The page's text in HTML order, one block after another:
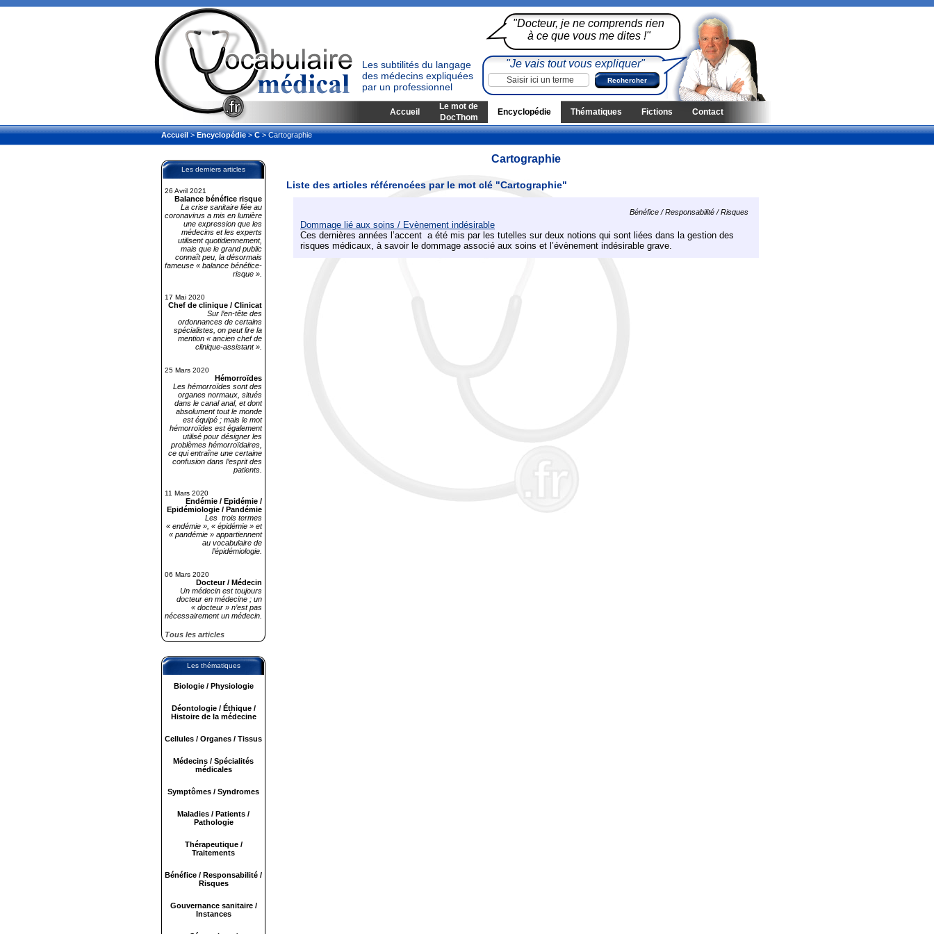
Les subtilités du langage
des médecins expliquées
par un professionnel
"Docteur, je ne comprends rien
à ce que vous me dites !"
"Je vais tout vous expliquer"
Accueil
Le mot de
DocThom
Encyclopédie Thématiques Fictions Contact
Accueil>Encyclopédie>C> Cartographie
Les derniers articles
26 Avril 2021
Balance bénéfice risque
La crise sanitaire liée au
coronavirus a mis en lumière
une expression que les
médecins et les experts
utilisent quotidiennement,
mais que le grand public
connaît peu, la désormais
fameuse « balance bénéfice-
risque ».
17 Mai 2020
Chef de clinique / Clinicat
Sur l’en-tête des
ordonnances de certains
spécialistes, on peut lire la
mention « ancien chef de
clinique-assistant ».
25 Mars 2020
Hémorroïdes
Les hémorroïdes sont des
organes normaux, situés
dans le canal anal, et dont
absolument tout le monde
est équipé ; mais le mot
hémorroïdes est également
utilisé pour désigner les
problèmes hémorroïdaires,
ce qui entraîne une certaine
confusion dans l’esprit des
patients.
11 Mars 2020
Endémie / Epidémie /
Epidémiologie / Pandémie
Les trois termes
« endémie », « épidémie » et
« pandémie » appartiennent
au vocabulaire de
l’épidémiologie.
06 Mars 2020
Docteur / Médecin
Un médecin est toujours
docteur en médecine ; un
« docteur » n’est pas
nécessairement un médecin.
Tous les articles
Les thématiques
Biologie / Physiologie
Déontologie / Éthique /
Histoire de la médecine
Cellules / Organes / Tissus
Médecins / Spécialités
médicales
Symptômes / Syndromes
Maladies / Patients /
Pathologie
Thérapeutique /
Traitements
Bénéfice / Responsabilité /
Risques
Gouvernance sanitaire /
Instances
Cartographie
Liste des articles référencées par le mot clé "Cartographie"
Bénéfice / Responsabilité / Risques
Dommage lié aux soins / Evènement indésirable
Ces dernières années l’accent a été mis par les tutelles sur deux notions qui sont liées dans la gestion des
risques médicaux, à savoir le dommage associé aux soins et l’évènement indésirable grave.